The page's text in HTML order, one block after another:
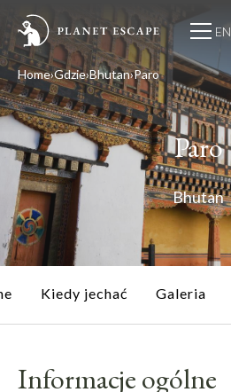
EN
Home Gdzie Bhutan Paro
Paro
Bhutan
Kiedy jechać Galeria
Informacje ogólne